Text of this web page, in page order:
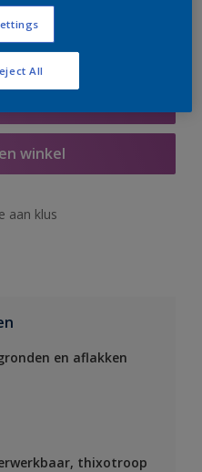
winkel
aan klus
en aflakken
thixotroop
All